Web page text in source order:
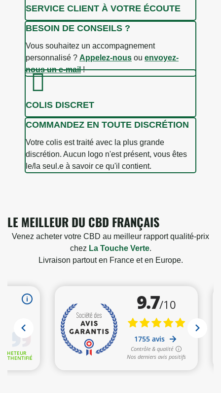
SERVICE CLIENT À VOTRE ÉCOUTE
BESOIN DE CONSEILS ?
Vous souhaitez un accompagnement
personnalisé ? Appelez-nous ou envoyez-
nous un e-mail!
COLIS DISCRET
COMMANDEZ EN TOUTE DISCRÉTION
Votre colis est traité avec la plus grande
discrétion. Aucun logo n'est présent, vous êtes
le/la seul.e à savoir ce qu'il contient.
LE MEILLEUR DU CBD FRANÇAIS
Venez acheter votre CBD au meilleur rapport qualité-prix
chez La Touche Verte.
Livraison partout en France et en Europe.